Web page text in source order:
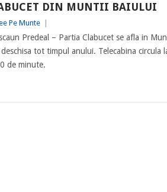
DIN MUNTII BAIULUI
Pe Munte
Predeal – Partia Clabucet se afla in
tot timpul anului. Telecabina circula
de minute.